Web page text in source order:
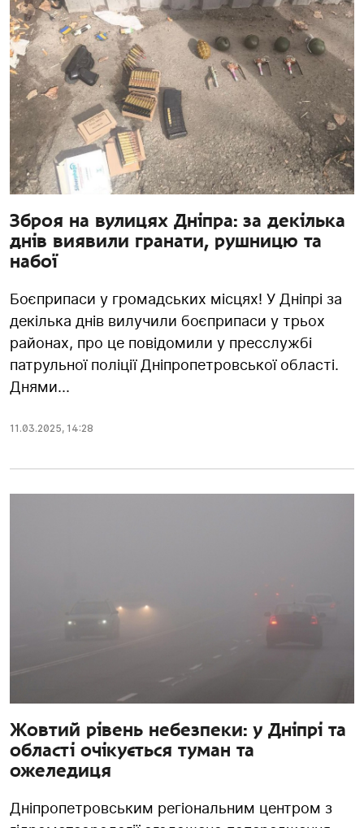
Зброя на вулицях Дніпра: за декілька
днів виявили гранати, рушницю та
набої
Боєприпаси у громадських місцях! У Дніпрі за
декілька днів вилучили боєприпаси у трьох
районах, про це повідомили у пресслужбі
патрульної поліції Дніпропетровської області.
Днями...
11.03.2025, 14:28
Жовтий рівень небезпеки: у Дніпрі та
області очікується туман та
ожеледиця
Дніпропетровським регіональним центром з